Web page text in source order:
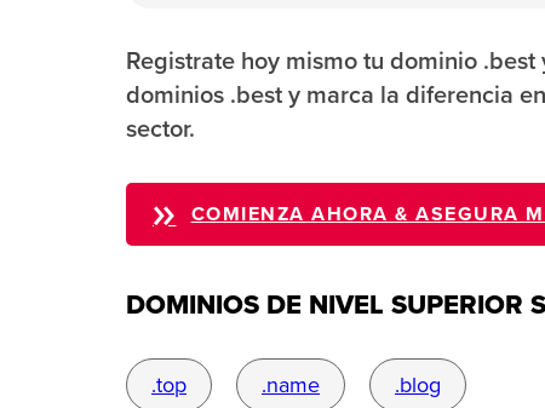
Registrate hoy mismo tu dominio
dominios .best y marca la diferencia
sector.
COMIENZA AHORA & ASEGURA
DOMINIOS DE NIVEL SUPERIOR
.top .name .blog